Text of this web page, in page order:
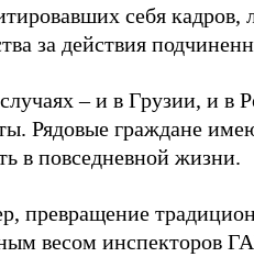
себя кадров,
за действия
– и в Грузии, и в
Рядовые граждане
в повседневной жизни.
превращение
весом инспекторов